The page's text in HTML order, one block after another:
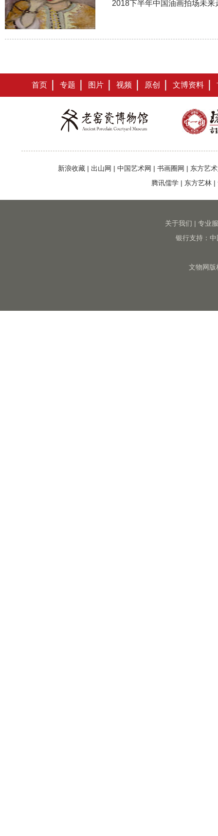
2018下半年中国油画拍场未
首页 专题 图片 视频 原创 文博资料
新浪收藏 | 出山网 | 中国艺术网 | 书画圈网 | 东方艺
腾讯儒学 | 东方艺林 |
关于我们 | 专业
银行支持：
文物网